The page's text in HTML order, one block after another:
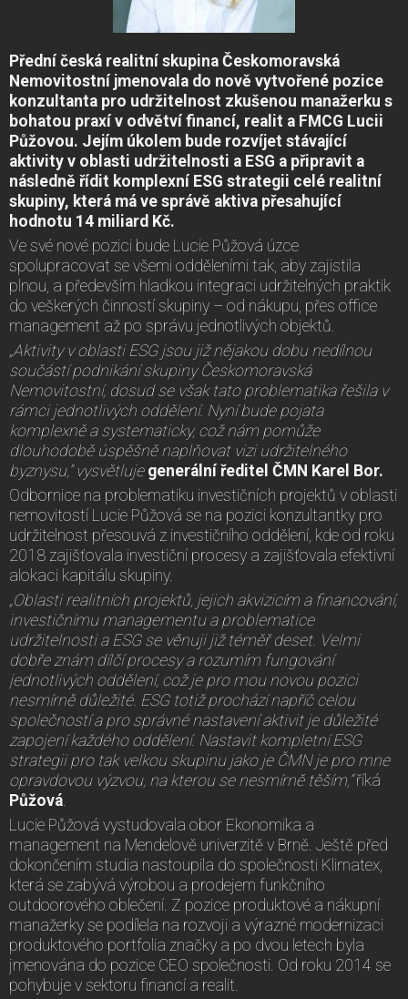
Přední česká realitní skupina Českomoravská
Nemovitostní jmenovala do nově vytvořené pozice
konzultanta pro udržitelnost zkušenou manažerku s
bohatou praxí v odvětví financí, realit a FMCG Lucii
Půžovou. Jejím úkolem bude rozvíjet stávající
aktivity v oblasti udržitelnosti a ESG a připravit a
následně řídit komplexní ESG strategii celé realitní
skupiny, která má ve správě aktiva přesahující
hodnotu 14 miliard Kč.
Ve své nové pozici bude Lucie Půžová úzce
spolupracovat se všemi odděleními tak, aby zajistila
plnou, a především hladkou integraci udržitelných praktik
do veškerých činností skupiny – od nákupu, přes office
management až po správu jednotlivých objektů.
„Aktivity v oblasti ESG jsou již nějakou dobu nedílnou
součástí podnikání skupiny Českomoravská
Nemovitostní, dosud se však tato problematika řešila v
rámci jednotlivých oddělení. Nyní bude pojata
komplexně a systematicky, což nám pomůže
dlouhodobě úspěšně naplňovat vizi udržitelného
byznysu,” vysvětlujegenerální ředitel ČMN Karel Bor.
Odbornice na problematiku investičních projektů v oblasti
nemovitostí Lucie Půžová se na pozici konzultantky pro
udržitelnost přesouvá z investičního oddělení, kde od roku
2018 zajišťovala investiční procesy a zajišťovala efektivní
alokaci kapitálu skupiny.
„Oblasti realitních projektů, jejich akvizicím a financování,
investičnímu managementu a problematice
udržitelnosti a ESG se věnuji již téměř deset. Velmi
dobře znám dílčí procesy a rozumím fungování
jednotlivých oddělení, což je pro mou novou pozici
nesmírně důležité. ESG totiž prochází napříč celou
společností a pro správné nastavení aktivit je důležité
zapojení každého oddělení. Nastavit kompletní ESG
strategii pro tak velkou skupinu jako je ČMN je pro mne
opravdovou výzvou, na kterou se nesmírně těším,”říká
Půžová
Lucie Půžová vystudovala obor Ekonomika a
management na Mendelově univerzitě v Brně. Ještě před
dokončením studia nastoupila do společnosti Klimatex,
která se zabývá výrobou a prodejem funkčního
outdoorového oblečení. Z pozice produktové a nákupní
manažerky se podílela na rozvoji a výrazné modernizaci
produktového portfolia značky a po dvou letech byla
jmenována do pozice CEO společnosti. Od roku 2014 se
pohybuje v sektoru financí a realit.